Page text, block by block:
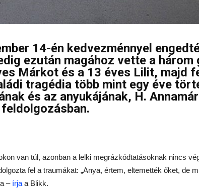
14-én kedvezménnyel
ezután magához vette a három
Márkot és a 13 éves Lilit, majd
tragédia több mint egy éve
és az anyukájának, H.
van túl, azonban a lelki megrázkódtatásoknak nincs
fel a traumákat: „Anya, értem, eltemették őket, de
– írja a Blikk.